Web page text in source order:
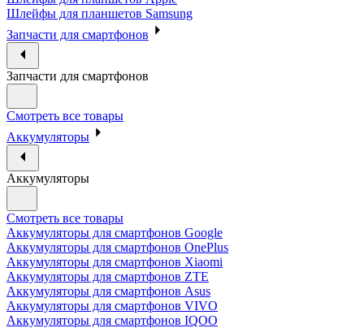
Шлейфы для планшетов Samsung
Запчасти для смартфонов
Запчасти для смартфонов
Смотреть все товары
Аккумуляторы
Аккумуляторы
Смотреть все товары
Аккумуляторы для смартфонов Google
Аккумуляторы для смартфонов OnePlus
Аккумуляторы для смартфонов Xiaomi
Аккумуляторы для смартфонов ZTE
Аккумуляторы для cмартфонов Asus
Аккумуляторы для смартфонов VIVO
Аккумуляторы для смартфонов IQOO